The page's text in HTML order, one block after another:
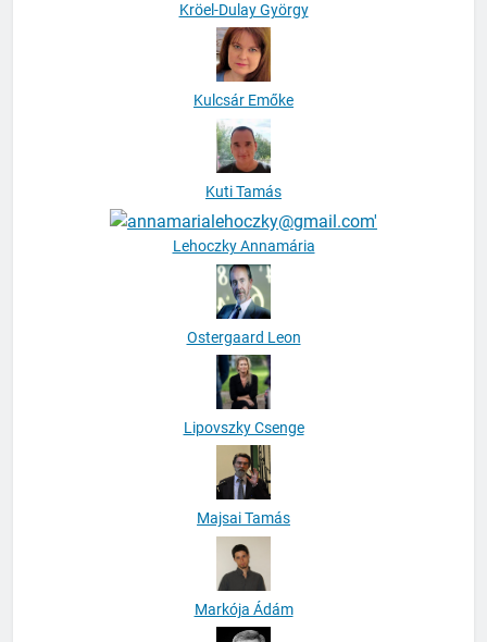
Kröel-Dulay György
Kulcsár Emőke
Kuti Tamás
Lehoczky Annamária
Ostergaard Leon
Lipovszky Csenge
Majsai Tamás
Markója Ádám